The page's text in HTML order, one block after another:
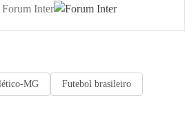
Forum Inter
MG Futebol brasileiro